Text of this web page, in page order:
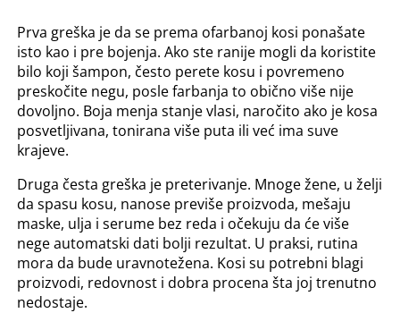
Prva greška je da se prema ofarbanoj kosi ponašate
isto kao i pre bojenja. Ako ste ranije mogli da koristite
bilo koji šampon, često perete kosu i povremeno
preskočite negu, posle farbanja to obično više nije
dovoljno. Boja menja stanje vlasi, naročito ako je kosa
posvetljivana, tonirana više puta ili već ima suve
krajeve.
Druga česta greška je preterivanje. Mnoge žene, u želji
da spasu kosu, nanose previše proizvoda, mešaju
maske, ulja i serume bez reda i očekuju da će više
nege automatski dati bolji rezultat. U praksi, rutina
mora da bude uravnotežena. Kosi su potrebni blagi
proizvodi, redovnost i dobra procena šta joj trenutno
nedostaje.